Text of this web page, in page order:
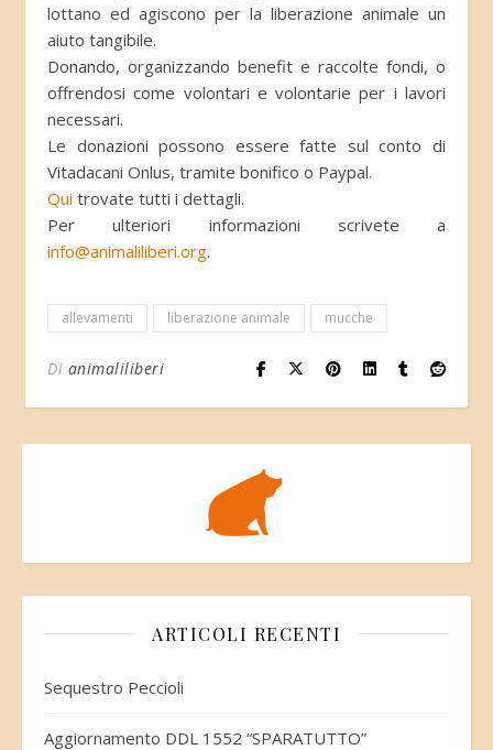
lottano ed agiscono per la liberazione animale un
aiuto tangibile.
Donando, organizzando benefit e raccolte fondi, o
offrendosi come volontari e volontarie per i lavori
necessari.
Le donazioni possono essere fatte sul conto di
Vitadacani Onlus, tramite bonifico o Paypal.
Qui trovate tutti i dettagli.
Per ulteriori informazioni scrivete a
info@animaliliberi.org.
allevamenti liberazione animale mucche
Di animaliliberi
ARTICOLI RECENTI
Sequestro Peccioli
Aggiornamento DDL 1552 “SPARATUTTO”